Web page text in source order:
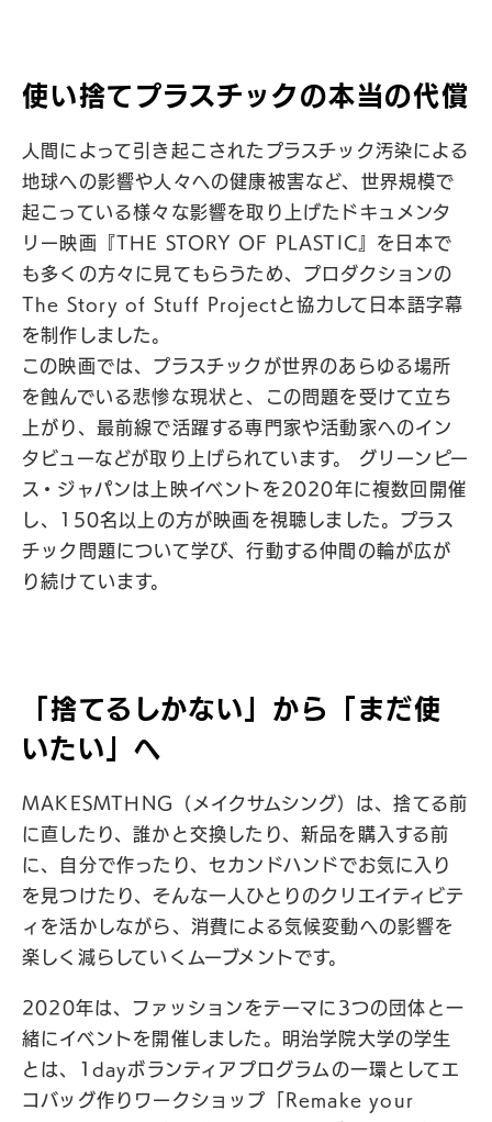
使い捨てプラスチックの本当の代償
人間によって引き起こされたプラスチック汚染による
地球への影響や人々への健康被害など、世界規模で
起こっている様々な影響を取り上げたドキュメンタ
リー映画『THE STORY OF PLASTIC』を日本で
も多くの方々に見てもらうため、プロダクションの
The Story of Stuff Projectと協力して日本語字幕
を制作しました。
この映画では、プラスチックが世界のあらゆる場所
を蝕んでいる悲惨な現状と、この問題を受けて立ち
上がり、最前線で活躍する専門家や活動家へのイン
タビューなどが取り上げられています。 グリーンピー
ス・ジャパンは上映イベントを2020年に複数回開催
し、150名以上の方が映画を視聴しました。プラス
チック問題について学び、行動する仲間の輪が広が
り続けています。
「捨てるしかない」から「まだ使
いたい」へ
MAKESMTHNG（メイクサムシング）は、捨てる前
に直したり、誰かと交換したり、新品を購入する前
に、自分で作ったり、セカンドハンドでお気に入り
を見つけたり、そんな一人ひとりのクリエイティビテ
ィを活かしながら、消費による気候変動への影響を
楽しく減らしていくムーブメントです。
2020年は、ファッションをテーマに3つの団体と一
緒にイベントを開催しました。明治学院大学の学生
とは、1dayボランティアプログラムの一環としてエ
コバッグ作りワークショップ「Remake your